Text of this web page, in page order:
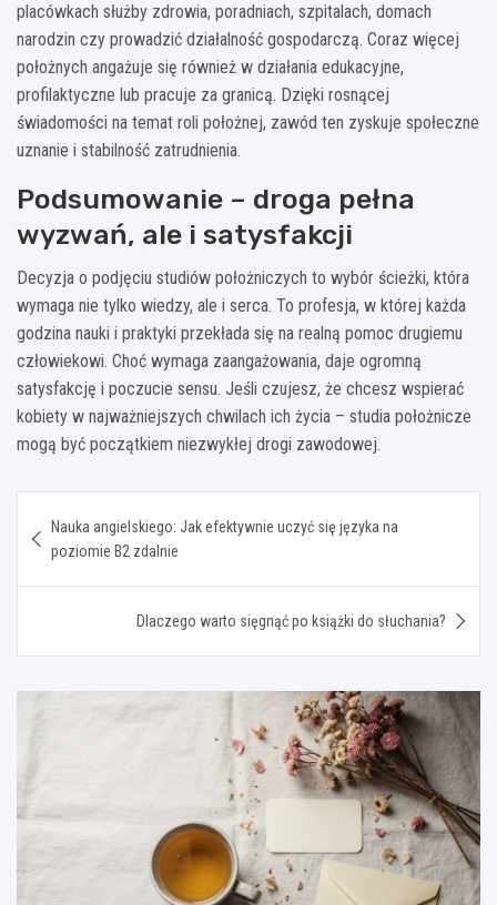
placówkach służby zdrowia, poradniach, szpitalach, domach
narodzin czy prowadzić działalność gospodarczą. Coraz więcej
położnych angażuje się również w działania edukacyjne,
profilaktyczne lub pracuje za granicą. Dzięki rosnącej
świadomości na temat roli położnej, zawód ten zyskuje społeczne
uznanie i stabilność zatrudnienia.
Podsumowanie – droga pełna
wyzwań, ale i satysfakcji
Decyzja o podjęciu studiów położniczych to wybór ścieżki, która
wymaga nie tylko wiedzy, ale i serca. To profesja, w której każda
godzina nauki i praktyki przekłada się na realną pomoc drugiemu
człowiekowi. Choć wymaga zaangażowania, daje ogromną
satysfakcję i poczucie sensu. Jeśli czujesz, że chcesz wspierać
kobiety w najważniejszych chwilach ich życia – studia położnicze
mogą być początkiem niezwykłej drogi zawodowej.
wpisu
Nauka angielskiego: Jak efektywnie uczyć się języka na
poziomie B2 zdalnie
Dlaczego warto sięgnąć po książki do słuchania?